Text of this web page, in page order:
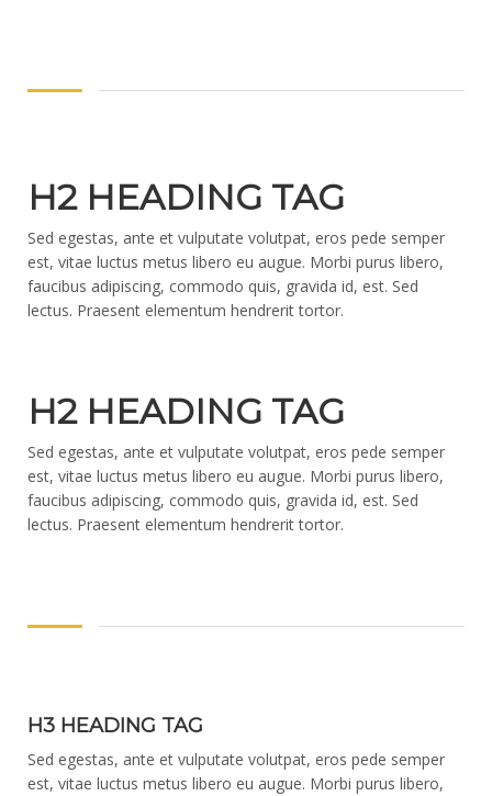
H2 HEADING TAG
Sed egestas, ante et vulputate volutpat, eros pede semper
est, vitae luctus metus libero eu augue. Morbi purus libero,
faucibus adipiscing, commodo quis, gravida id, est. Sed
lectus. Praesent elementum hendrerit tortor.
H2 HEADING TAG
Sed egestas, ante et vulputate volutpat, eros pede semper
est, vitae luctus metus libero eu augue. Morbi purus libero,
faucibus adipiscing, commodo quis, gravida id, est. Sed
lectus. Praesent elementum hendrerit tortor.
H3 HEADING TAG
Sed egestas, ante et vulputate volutpat, eros pede semper
est, vitae luctus metus libero eu augue. Morbi purus libero,